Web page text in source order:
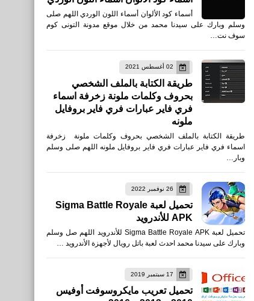
أسماء كود الألوان أسماء اللون الوردي اللهم صلى
وسلم وبارك على سيدنا محمد من خلال موقع مدونة التونى كوم
سوف نت…
02 أغسطس 2021
طريقة الكتابة بالملف الشخصي
بحروف وكلمات ملونة زخرفة اسماء
فري فاير عبارات فري فاير بروفايل
ملونه
طريقة الكتابة بالملف الشخصي بحروف وكلمات ملونة زخرفة
اسماء فري فاير عبارات فري فاير بروفايل ملونه اللهم صلى وسلم
وبار…
26 نوفمبر 2022
تحميل لعبة Sigma Battle Royale
APK للأندرويد
تحميل لعبة Sigma Battle Royale APK للأندرويد اللهم صل وسلم
وبارك على سيدنا محمد احدث لعبة باتل رويال لأجهزة الأندرويد …
17 سبتمبر 2019
تحميل تعريب مايكروسوفت أوفيس العاب